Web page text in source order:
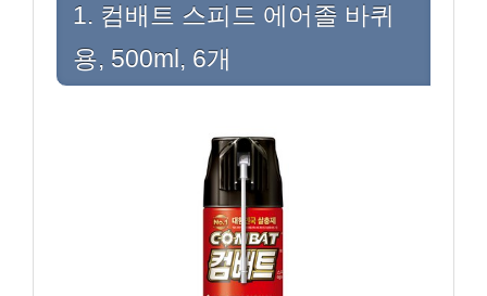
1. 컴배트 스피드 에어졸 바퀴
용, 500ml, 6개